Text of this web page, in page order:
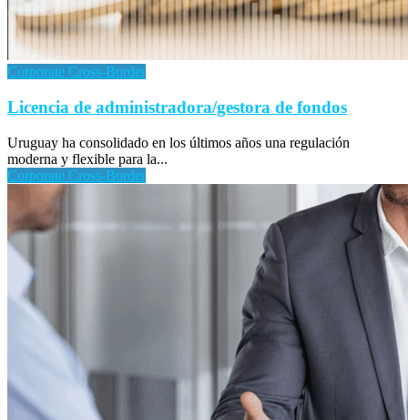
Corporate Cross-Border
Licencia de administradora/gestora de fondos
Uruguay ha consolidado en los últimos años una regulación
moderna y flexible para la...
Corporate Cross-Border